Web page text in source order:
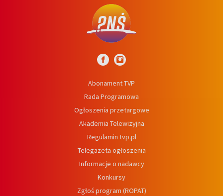
Abonament TVP
Rada Programowa
Ogłoszenia przetargowe
Akademia Telewizyjna
Regulamin tvp.pl
Telegazeta ogłoszenia
Informacje o nadawcy
Konkursy
Zgłoś program (ROPAT)